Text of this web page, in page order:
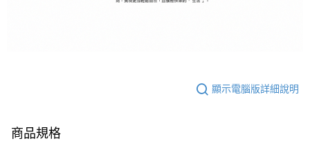
顯示電腦版詳細說明
商品規格